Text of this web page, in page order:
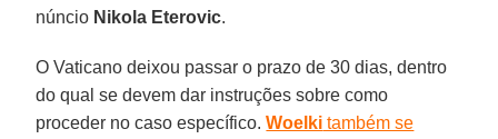
núncio Nikola Eterovic.
O Vaticano deixou passar o prazo de 30 dias, dentro
do qual se devem dar instruções sobre como
proceder no caso específico.Woelki também se